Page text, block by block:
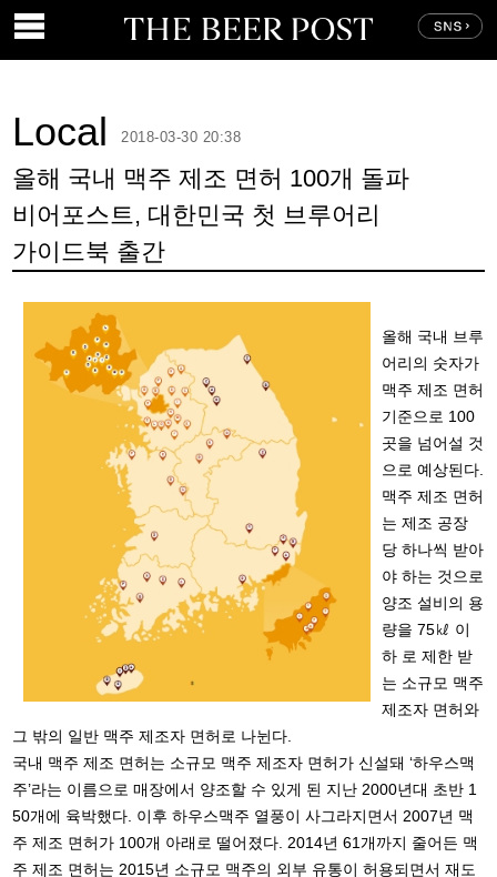
Local
올해 국내 맥주 제조 면허 100개 돌파
비어포스트, 대한민국 첫 브루어리
가이드북 출간
2018-03-30 20:38
올해 국내 브루
어리의 숫자가
맥주 제조 면허
기준으로 100
곳을 넘어설 것
으로 예상된다.
맥주 제조 면허
는 제조 공장
당 하나씩 받아
야 하는 것으로
양조 설비의 용
량을 75㎘ 이
하 로 제한 받
는 소규모 맥주
제조자 면허와
그 밖의 일반 맥주 제조자 면허로 나뉜다.
국내 맥주 제조 면허는 소규모 맥주 제조자 면허가 신설돼 ‘하우스맥
주’라는 이름으로 매장에서 양조할 수 있게 된 지난 2000년대 초반 1
50개에 육박했다. 이후 하우스맥주 열풍이 사그라지면서 2007년 맥
주 제조 면허가 100개 아래로 떨어졌다. 2014년 61개까지 줄어든 맥
주 제조 면허는 2015년 소규모 맥주의 외부 유통이 허용되면서 재도